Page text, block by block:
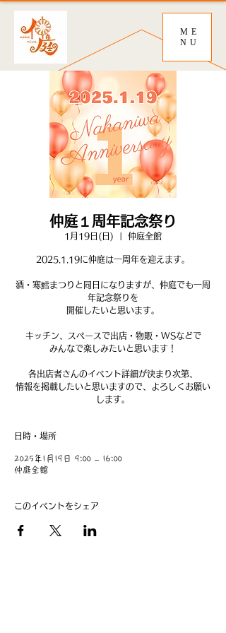
ME
NU
仲庭１周年記念祭り
1月19日(日) 仲庭全館
2025.1.19に仲庭は一周年を迎えます。
酒・寒鱈まつりと同日になりますが、仲庭でも一周
年記念祭りを
開催したいと思います。
キッチン、スペースで出店・物販・WSなどで
みんなで楽しみたいと思います！
各出店者さんのイベント詳細が決まり次第、
情報を掲載したいと思いますので、よろしくお願い
します。
日時・場所
2025年1月19日 9:00 – 16:00
仲庭全館
このイベントをシェア